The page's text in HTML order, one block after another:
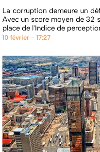
La corruption demeure un
Avec un score moyen de 32
place de l'Indice de
10 février - 17:27